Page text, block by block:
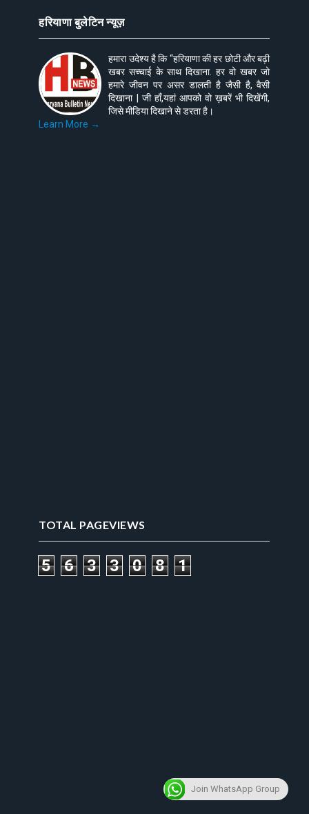
हरियाणा बुलेटिन न्यूज़
हमारा उदेश्य है कि “हरियाणा की हर छोटी और बढ़ी
खबर सच्चाई के साथ दिखाना. हर वो खबर जो
हमारे जीवन पर असर डालती है जैसी है, वैसी
दिखाना | जी हाँ,यहां आपको वो ख़बरें भी दिखेंगी,
जिसे मीडिया दिखाने से डरता है।
Learn More →
TOTAL PAGEVIEWS
5 6 3 3 0 8 1
Join WhatsApp Group